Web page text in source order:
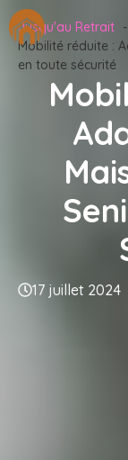
Aller
au
contenu
Jusqu'au Retrait
Mobilité réduite :
en toute sécurité
17 juillet 2024